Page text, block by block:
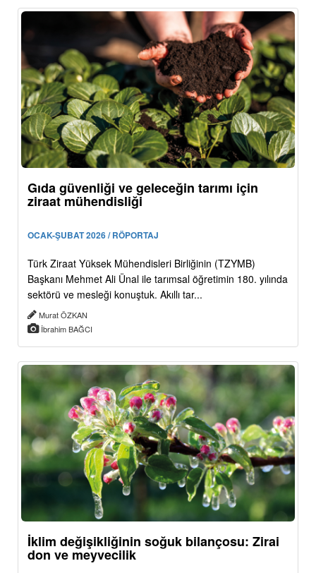
Gıda güvenliği ve geleceğin tarımı için
ziraat mühendisliği
OCAK-ŞUBAT 2026 / RÖPORTAJ
Türk Ziraat Yüksek Mühendisleri Birliğinin (TZYMB)
Başkanı Mehmet Ali Ünal ile tarımsal öğretimin 180. yılında
sektörü ve mesleği konuştuk. Akıllı tar...
Murat ÖZKAN
İbrahim BAĞCI
İklim değişikliğinin soğuk bilançosu: Zirai
don ve meyvecilik